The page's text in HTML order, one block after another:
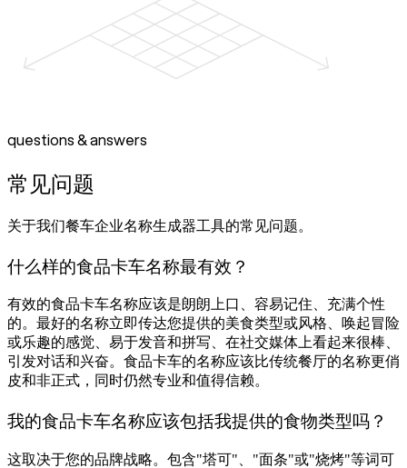
questions & answers
常见问题
关于我们餐车企业名称生成器工具的常见问题。
什么样的食品卡车名称最有效？
有效的食品卡车名称应该是朗朗上口、容易记住、充满个性
的。最好的名称立即传达您提供的美食类型或风格、唤起冒险
或乐趣的感觉、易于发音和拼写、在社交媒体上看起来很棒、
引发对话和兴奋。食品卡车的名称应该比传统餐厅的名称更俏
皮和非正式，同时仍然专业和值得信赖。
我的食品卡车名称应该包括我提供的食物类型吗？
这取决于您的品牌战略。包含"塔可"、"面条"或"烧烤"等词可